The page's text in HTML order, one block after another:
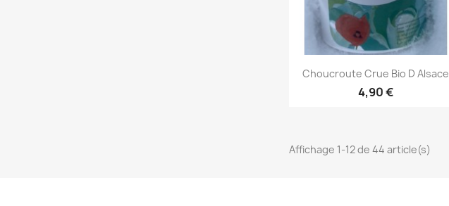
Aperçu rapide
Choucroute Crue Bio D Alsace
4,90 €
Affichage 1-12 de 44 article(s)